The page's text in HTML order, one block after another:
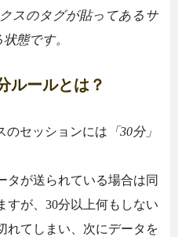
スのタグが貼ってあるサ
態です。
ルールとは？
のセッションには 「30分」
タが送られている場合は同
すが、30分以上何もしない
れてしまい、次にデータを